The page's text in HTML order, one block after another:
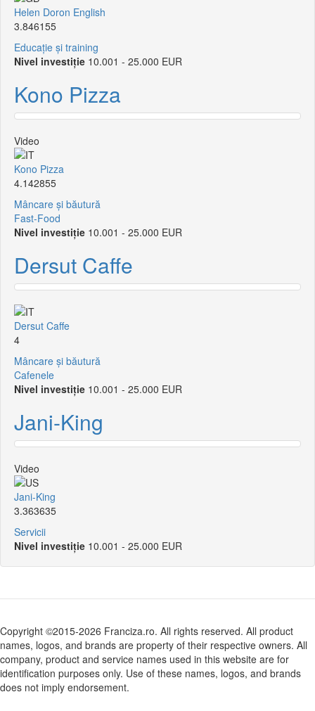
Helen Doron English
3.846155
Educație și training
Nivel investiție 10.001 - 25.000 EUR
Kono Pizza
Video
Kono Pizza
4.142855
Mâncare și băutură
Fast-Food
Nivel investiție 10.001 - 25.000 EUR
Dersut Caffe
Dersut Caffe
4
Mâncare și băutură
Cafenele
Nivel investiție 10.001 - 25.000 EUR
Jani-King
Video
Jani-King
3.363635
Servicii
Nivel investiție 10.001 - 25.000 EUR
Copyright ©2015-2026 Franciza.ro. All rights reserved. All product
names, logos, and brands are property of their respective owners. All
company, product and service names used in this website are for
identification purposes only. Use of these names, logos, and brands
does not imply endorsement.